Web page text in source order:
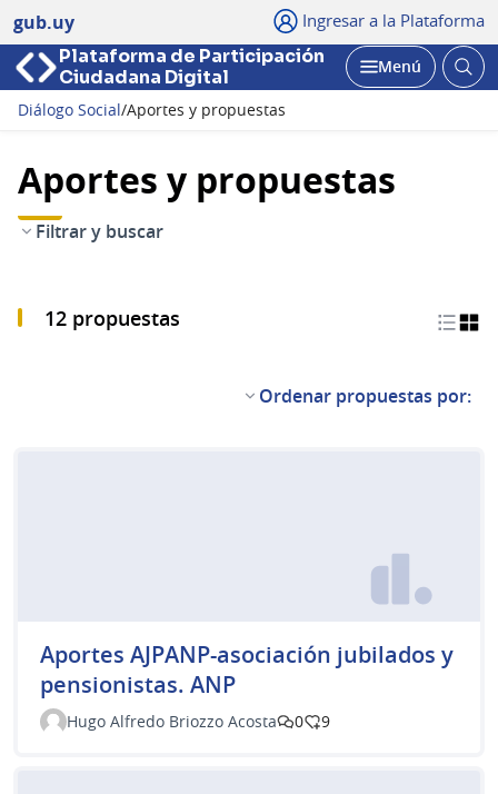
gub.uy Ingresar a la Plataforma
Plataforma de Participación
Ciudadana Digital
Abrir
Menú
Diálogo Social/Aportes y propuestas
Aportes y propuestas
Filtrar y buscar
12 propuestas
Ordenar propuestas por:
Aportes AJPANP-asociación jubilados y
pensionistas. ANP
Hugo Alfredo Briozzo Acosta 0 9